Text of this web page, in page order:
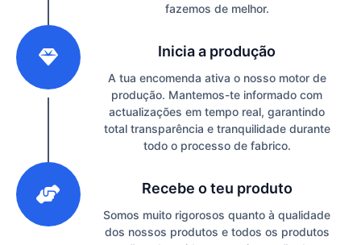
fazemos de melhor.
Inicia a produção
A tua encomenda ativa o nosso motor de
produção. Mantemos-te informado com
actualizações em tempo real, garantindo
total transparência e tranquilidade durante
todo o processo de fabrico.
Recebe o teu produto
Somos muito rigorosos quanto à qualidade
dos nossos produtos e todos os produtos